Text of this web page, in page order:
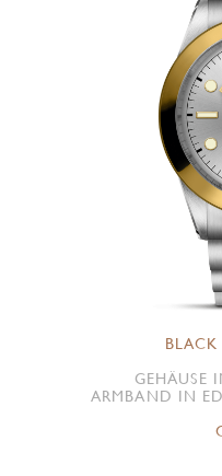
GEHÄUSE
ARMBAND IN